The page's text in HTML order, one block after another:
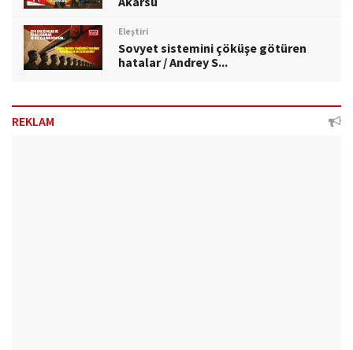
Eleştiri
Sovyet sistemini çöküşe götüren
hatalar / Andrey S...
REKLAM